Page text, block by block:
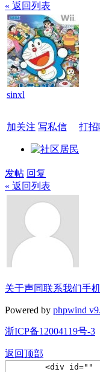
« 返回列表
sinxl
加关注 写私信 打招
发帖 回复
« 返回列表
关于声同联系我们手
Powered by phpwind
浙ICP备12004119号-3
返回顶部